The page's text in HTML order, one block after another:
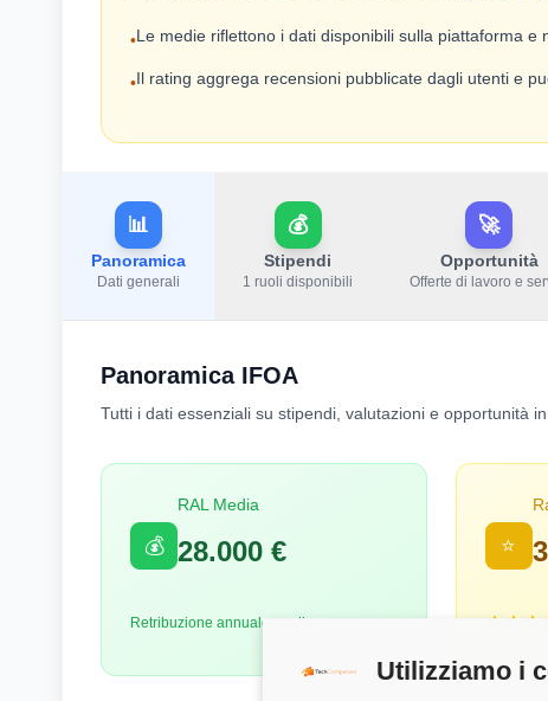
Utilizziamo i
•Le medie riflettono i dati disponibili sulla piattaforma e
•Il rating aggrega recensioni pubblicate dagli utenti e
📊
Panoramica
Dati generali
💰
Stipendi
1 ruoli disponibili
🚀
Opportunità
Offerte di lavoro e
Panoramica IFOA
Tutti i dati essenziali su stipendi, valutazioni e opportunità
💰
RAL Media
28.000 €
Retribuzione annuale media
⭐